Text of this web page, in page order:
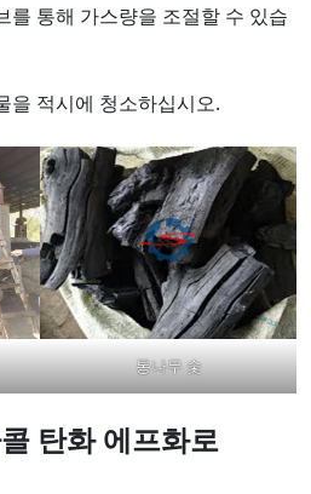
를 통해 가스량을 조절할 수 있습
을 적시에 청소하십시오.
통나무 숯
탄화에프화로